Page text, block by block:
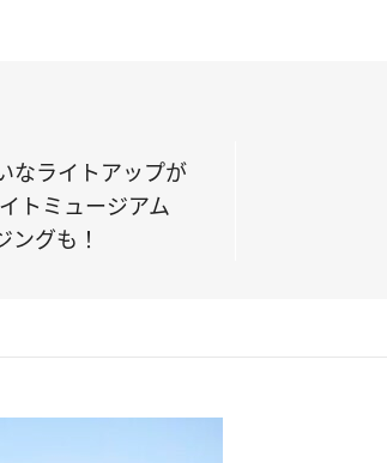
なライトアップが
トミュージアム
ングも！